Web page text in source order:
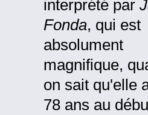
interprété par
Fonda, qui est
absolument
magnifique,
on sait qu'elle
78 ans au